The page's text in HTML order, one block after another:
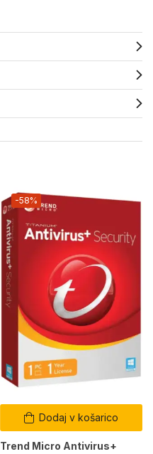
Dodaj v košarico
-58%
Trend Micro Antivirus+